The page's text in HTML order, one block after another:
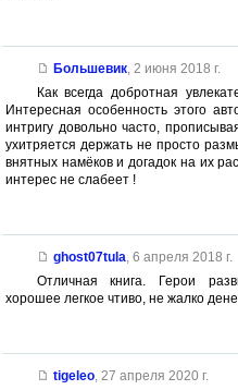
Большевик, 2 июня 2018 г.
Как всегда добротная
Интересная особенность этого
интригу довольно часто,
ухитряется держать не просто
внятных намёков и догадок на их
интерес не слабеет !
ghost07tula 6 апреля 2018 г.
Отличная книга. Герои
хорошее легкое чтиво, не жалко
tigeleo, 27 апреля 2020 г.